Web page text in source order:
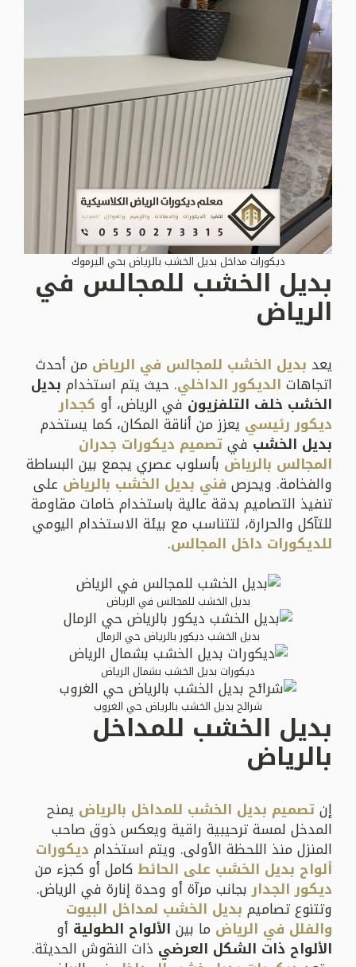
ديكورات مداخل بديل الخشب بالرياض بحي اليرموك
بديل الخشب للمجالس في
الرياض
يعد بديل الخشب للمجالس في الرياض من أحدث
اتجاهات الديكور الداخلي. حيث يتم استخدام بديل
الخشب خلف التلفزيونفي الرياض، أو كجدار
ديكور رئيسي يعزز من أناقة المكان، كما يستخدم
بديل الخشبفيتصميم ديكورات جدران
المجالس بالرياض بأسلوب عصري يجمع بين البساطة
والفخامة. ويحرص فني بديل الخشب بالرياض على
تنفيذ التصاميم بدقة عالية باستخدام خامات مقاومة
للتآكل والحرارة، لتتناسب مع بيئة الاستخدام اليومي
للديكورات داخل المجالس.
بديل الخشب للمجالس في الرياض
بديل الخشب ديكور بالرياض حي الرمال
ديكورات بديل الخشب بشمال الرياض
شرائح بديل الخشب بالرياض حي الغروب
بديل الخشب للمداخل
بالرياض
إنتصميم بديل الخشب للمداخل بالرياض يمنح
المدخل لمسة ترحيبية راقية ويعكس ذوق صاحب
المنزل منذ اللحظة الأولى. ويتم استخدام ديكورات
ألواح بديل الخشب على الحائط كامل أو كجزء من
ديكور الجداربجانب مرآة أو وحدة إنارة في الرياض.
وتتنوع تصاميم بديل الخشب لمداخل البيوت
والفلل في الرياض ما بين الألواح الطولية أو
الألواح ذات الشكل العرضي ذات النقوش الحديثة.